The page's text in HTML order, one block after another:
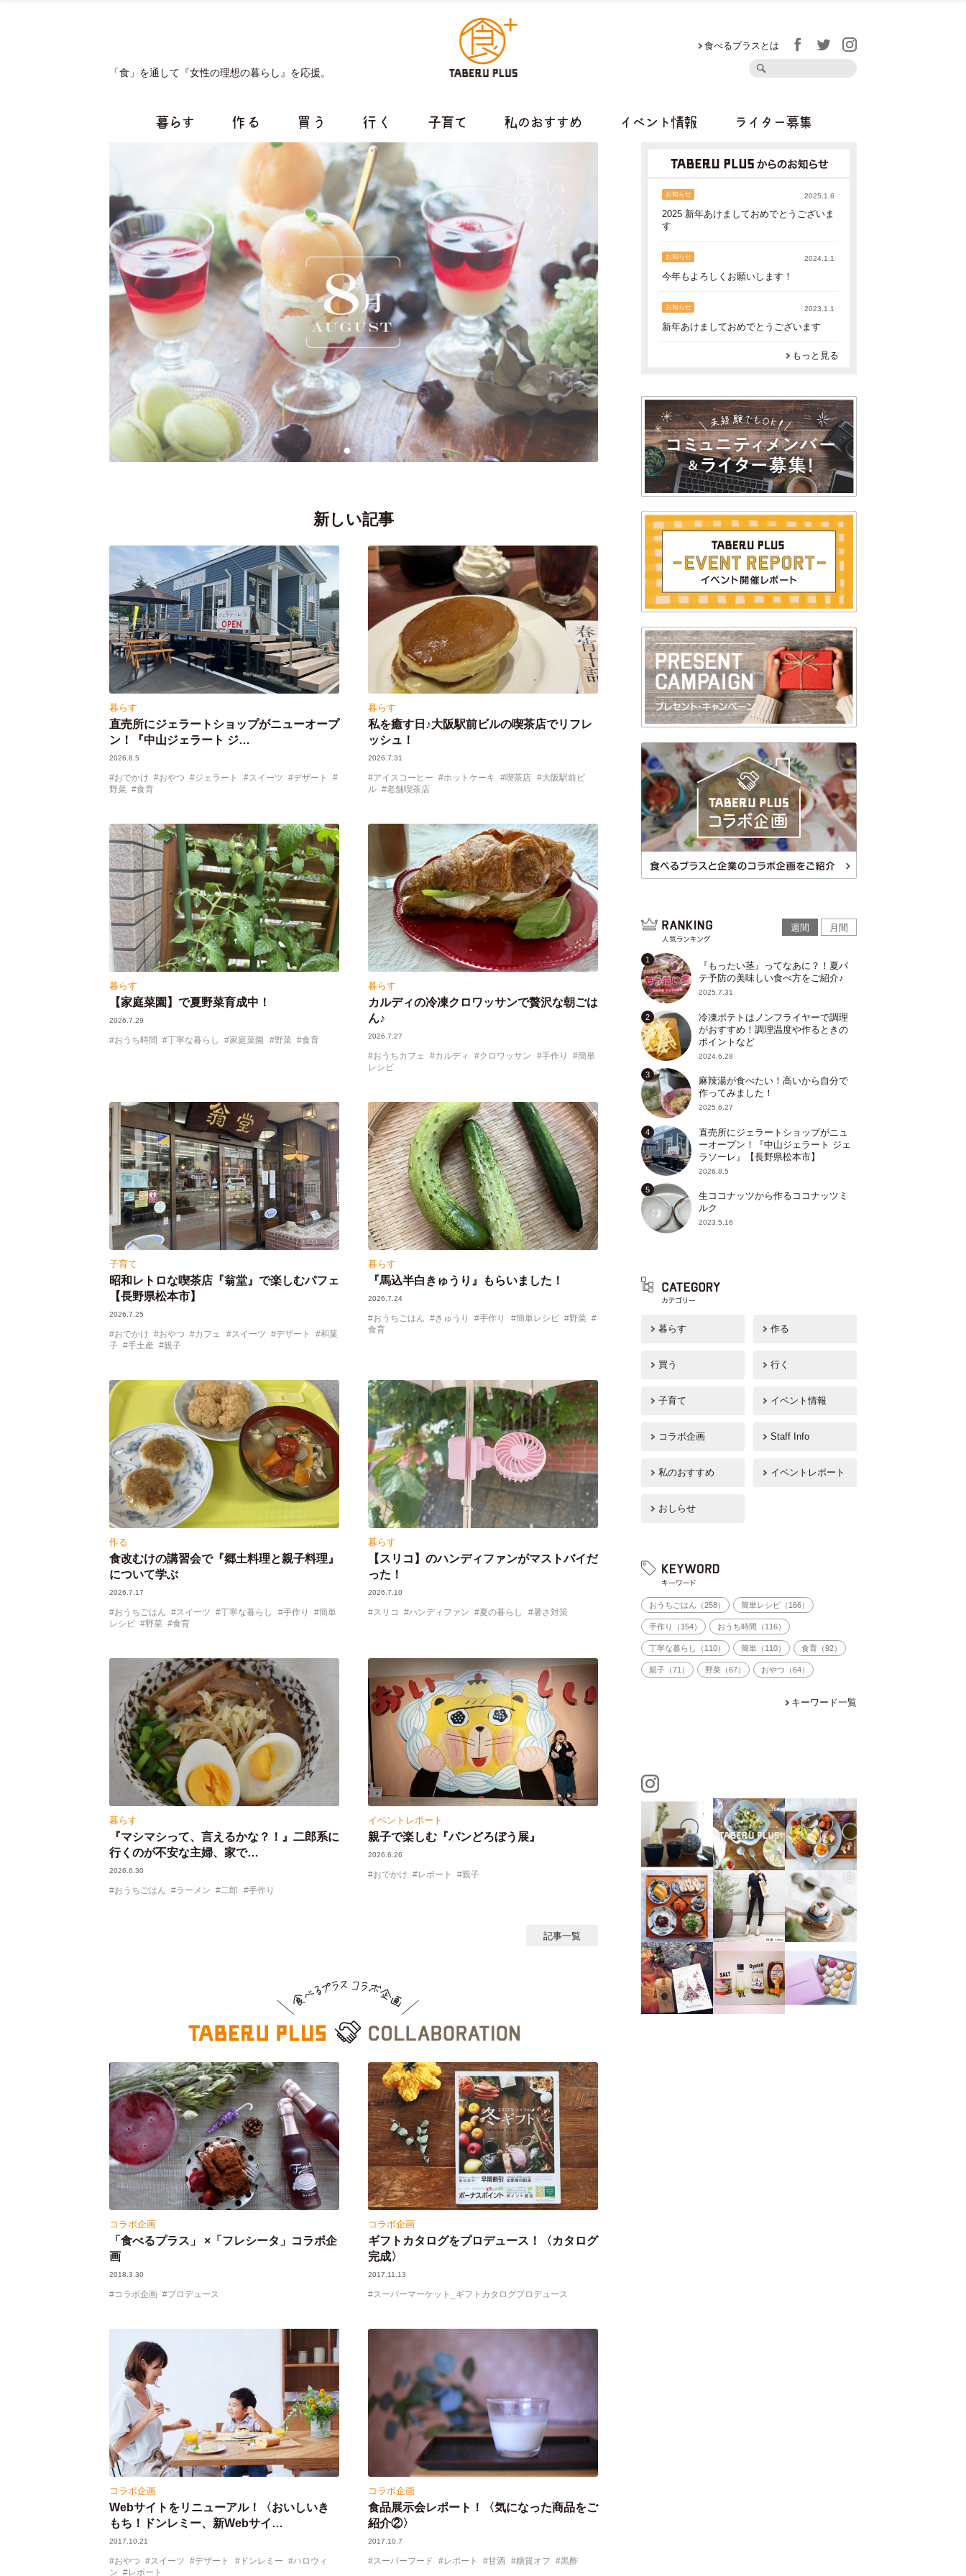
「食」を通して『女性の理想の暮らし』を応援。
暮らす 作 る 買 う 行 く 子育て 私のおすすめ イベント情報 ライター募集
食べるプラスとは
新しい記事
暮らす
直売所にジェラートショップがニューオープ
ン！『中山ジェラート ジ…
2026.8.5
おでかけ おやつ ジェラート スイーツ
デザート
野菜
食育
暮らす
私を癒す日♪大阪駅前ビルの喫茶店でリフレ
ッシュ！
2026.7.31
アイスコーヒー ホットケーキ 喫茶店
大阪駅前ビ
ル
老舗喫茶店
暮らす
【家庭菜園】で夏野菜育成中！
2026.7.29
おうち時間 丁寧な暮らし 家庭菜園 野菜 食育
暮らす
カルディの冷凍クロワッサンで贅沢な朝ごは
ん♪
2026.7.27
おうちカフェ カルディ クロワッサン 手作り
簡単
レシピ
子育て
昭和レトロな喫茶店『翁堂』で楽しむパフェ
【長野県松本市】
2026.7.25
おでかけ おやつ カフェ スイーツ デザート
和菓
子
手土産 親子
暮らす
『馬込半白きゅうり』もらいました！
2026.7.24
おうちごはん きゅうり 手作り 簡単レシピ
野菜
食育
作る
食改むけの講習会で『郷土料理と親子料理』
について学ぶ
2026.7.17
おうちごはん スイーツ 丁寧な暮らし 手作り
簡単
レシピ
野菜 食育
暮らす
【スリコ】のハンディファンがマストバイだ
った！
2026.7.10
スリコ ハンディファン 夏の暮らし 暑さ対策
暮らす
『マシマシって、言えるかな？！』二郎系に
行くのが不安な主婦、家で…
2026.6.30
おうちごはん ラーメン 二郎 手作り
イベントレポート
親子で楽しむ『パンどろぼう展』
2026.6.26
おでかけ レポート 親子
記事一覧
コラボ企画
「食べるプラス」 ×「フレシータ」コラボ企
画
2018.3.30
コラボ企画 プロデュース
コラボ企画
ギフトカタログをプロデュース！〈カタログ
完成〉
2017.11.13
スーパーマーケット_ギフトカタログプロデュース
コラボ企画
Webサイトをリニューアル！〈おいしいき
もち！ドンレミー、新Webサイ…
2017.10.21
おやつ スイーツ デザート ドンレミー
ハロウィ
ン
レポート
コラボ企画
食品展示会レポート！〈気になった商品をご
紹介②〉
2017.10.7
スーパーフード レポート 甘酒 糖質オフ 黒酢
お知らせ 2025.1.6
2025 新年あけましておめでとうございま
す
お知らせ 2024.1.1
今年もよろしくお願いします！
お知らせ 2023.1.1
新年あけましておめでとうございます
もっと見る
週間 月間
『もったい茎』ってなあに？！夏バ
テ予防の美味しい食べ方をご紹介♪
2025.7.31
冷凍ポテトはノンフライヤーで調理
がおすすめ！調理温度や作るときの
ポイントなど
2024.6.28
麻辣湯が食べたい！高いから自分で
作ってみました！
2025.6.27
直売所にジェラートショップがニュ
ーオープン！『中山ジェラート ジェ
ラソーレ』【長野県松本市】
2026.8.5
生ココナッツから作るココナッツミ
ルク
2023.5.16
暮らす 作る
買う 行く
子育て イベント情報
コラボ企画 Staff Info
私のおすすめ イベントレポート
おしらせ
おうちごはん（258） 簡単レシピ（166）
手作り（154） おうち時間（116）
丁寧な暮らし（110） 簡単（110） 食育（92）
親子（71） 野菜（67） おやつ（64）
キーワード一覧